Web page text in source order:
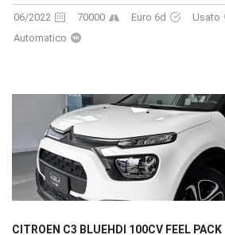
06/2022 70000 Euro 6d Usato
Automatico
CITROEN C3 BLUEHDI 100CV FEEL PACK